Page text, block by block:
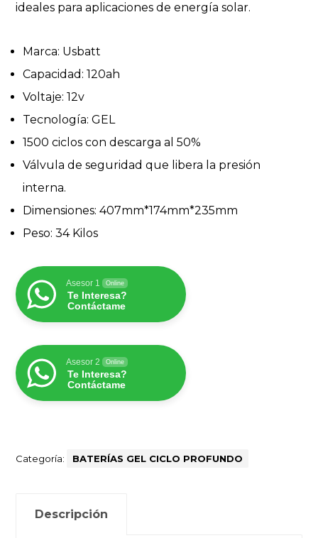
ideales para aplicaciones de energía solar.
Marca: Usbatt
Capacidad: 120ah
Voltaje: 12v
Tecnología: GEL
1500 ciclos con descarga al 50%
Válvula de seguridad que libera la presión
interna.
Dimensiones: 407mm*174mm*235mm
Peso: 34 Kilos
Asesor 1 Online
Te Interesa?
Contáctame
Asesor 2 Online
Te Interesa?
Contáctame
Categoría: BATERÍAS GEL CICLO PROFUNDO
Descripción